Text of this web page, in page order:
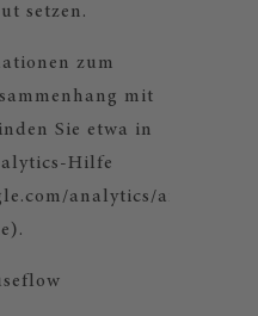
setzen.
zum
mit
Sie etwa in
Hilfe
analytics/answer/